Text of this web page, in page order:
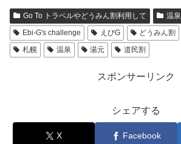
Go To トラベルやどうみん割利用して 温泉
Ebi-G's challenge
えびG どうみん割
札幌
温泉 湯元 道民割
スポンサーリンク
シェアする
X Facebook